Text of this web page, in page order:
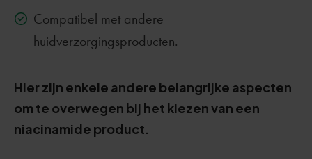
Compatibel met andere
huidverzorgingsproducten.
Hier zijn enkele andere belangrijke aspecten
om te overwegen bij het kiezen van een
niacinamide product.